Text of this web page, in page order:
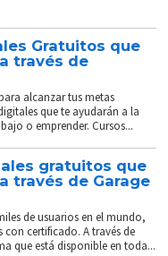
Gratuitos que
través de
alcanzar tus metas
que te ayudarán a la
o emprender. Cursos...
gratuitos que
través de Garage
de usuarios en el mundo,
certificado. A través de
que está disponible en toda...